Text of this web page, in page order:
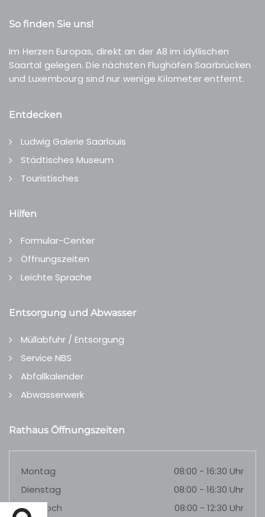
So finden Sie uns!
Im Herzen Europas, direkt an der A8 im idyllischen
Saartal gelegen. Die nächsten Flughäfen Saarbrücken
und Luxembourg sind nur wenige Kilometer entfernt.
Entdecken
Ludwig Galerie Saarlouis
Städtisches Museum
Touristisches
Hilfen
Formular-Center
Öffnungszeiten
Leichte Sprache
Entsorgung und Abwasser
Müllabfuhr / Entsorgung
Service NBS
Abfallkalender
Abwasserwerk
Rathaus Öffnungszeiten
Montag
08:00 - 16:30 Uhr
Dienstag
08:00 - 16:30 Uhr
Mittwoch
08:00 - 12:30 Uhr